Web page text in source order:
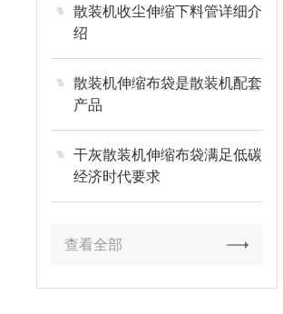
散装机收尘伸缩下料管详细介
绍
散装机伸缩布袋是散装机配套
产品
干灰散装机伸缩布袋满足低碳
经济时代要求
查看全部